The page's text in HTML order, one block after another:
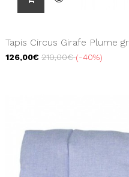
Tapis Circus Girafe Plume
126,00€ 210,00€ -40%